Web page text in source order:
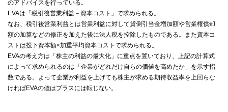
のアドバイスを行っている。
EVAは「税引後営業利益－資本コスト」で求められる。
なお、税引後営業利益とは営業利益に対して貸倒引当金増加額や営業権償却
額の加算などの修正を加えた後に法人税を控除したものである。また資本コ
ストは投下資本額×加重平均資本コストで求められる。
EVAの考え方は「株主の利益の最大化」に重点を置いており、上記の計算式
によって求められるのは「企業がどれだけ自らの価値を高めたか」を示す指
数である。よって企業が利益を上げても株主が求める期待収益率を上回らな
ければEVAの値はプラスには転じない。